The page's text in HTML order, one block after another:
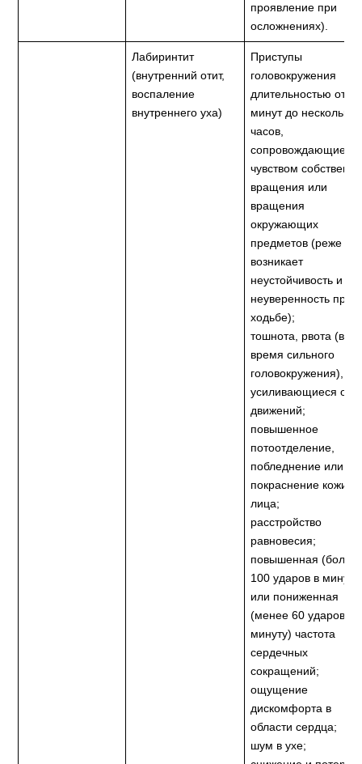
проявление при
осложнениях).
Лабиринтит
(внутренний отит,
воспаление
внутреннего уха)
Приступы
головокружения
длительностью от
минут до нескольких
часов,
сопровождающиеся
чувством
вращения или
вращения
окружающих
предметов (реже
возникает
неустойчивость и
неуверенность при
ходьбе);
тошнота, рвота (во
время сильного
головокружения),
усиливающиеся от
движений;
повышенное
потоотделение,
побледнение или
покраснение кожи
лица;
расстройство
равновесия;
повышенная (более
100 ударов в
или пониженная
(менее 60 ударов в
минуту) частота
сердечных
сокращений;
ощущение
дискомфорта в
области сердца;
шум в ухе;